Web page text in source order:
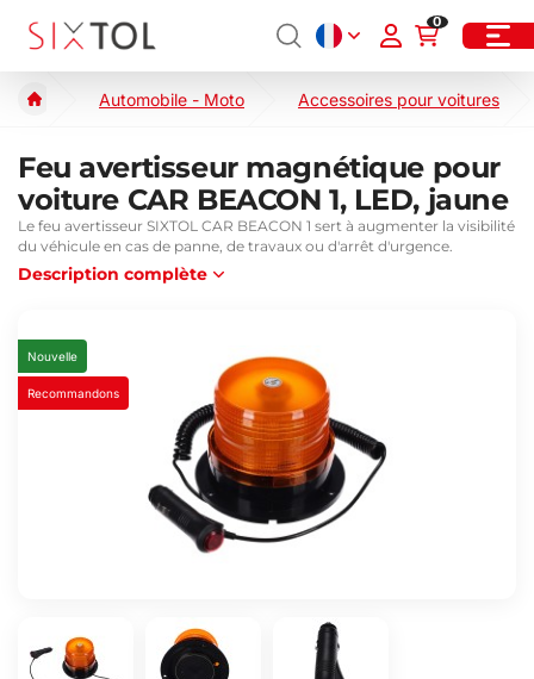
0
Automobile - Moto Accessoires pour voitures
Feu avertisseur magnétique pour
voiture CAR BEACON 1, LED, jaune
Le feu avertisseur SIXTOL CAR BEACON 1 sert à augmenter la visibilité
du véhicule en cas de panne, de travaux ou d'arrêt d'urgence.
Description complète
Nouvelle
Recommandons